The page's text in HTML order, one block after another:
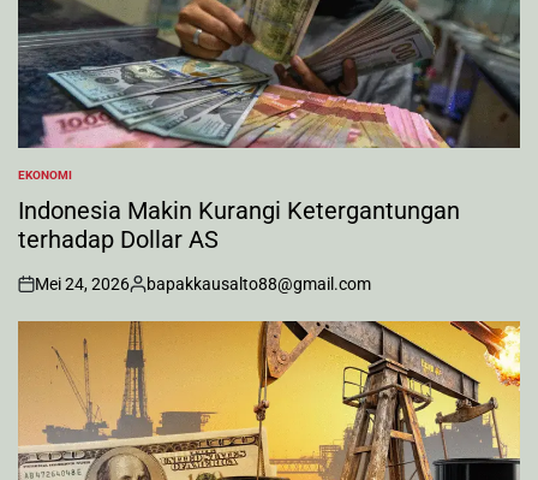
POSTED
IN
EKONOMI
Indonesia Makin Kurangi Ketergantungan
terhadap Dollar AS
on
Mei 24, 2026
Posted
by
bapakkausalto88@gmail.com